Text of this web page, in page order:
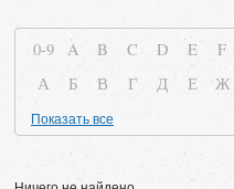
0-9 A B C D E F
А
Б В Г Д Е Ж
Показать все